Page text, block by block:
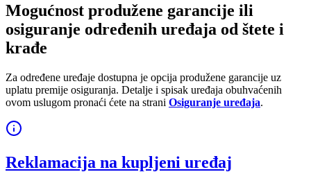
Mogućnost produžene garancije ili
osiguranje određenih uređaja od štete i
krađe
Za određene uređaje dostupna je opcija produžene garancije uz
uplatu premije osiguranja. Detalje i spisak uređaja obuhvaćenih
ovom uslugom pronaći ćete na strani Osiguranje uređaja.
Reklamacija na kupljeni uređaj